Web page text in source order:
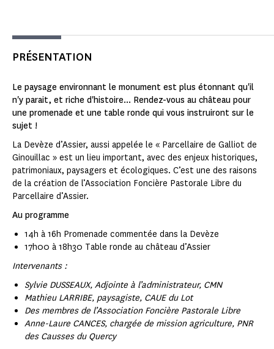
PRÉSENTATION
Le paysage environnant le monument est plus étonnant qu'il
n'y parait, et riche d'histoire... Rendez-vous au château pour
une promenade et une table ronde qui vous instruiront sur le
sujet !
La Devèze d’Assier, aussi appelée le « Parcellaire de Galliot de
Ginouillac » est un lieu important, avec des enjeux historiques,
patrimoniaux, paysagers et écologiques. C’est une des raisons
de la création de l’Association Foncière Pastorale Libre du
Parcellaire d’Assier.
Au programme
14h à 16h Promenade commentée dans la Devèze
17h00 à 18h30 Table ronde au château d’Assier
Intervenants :
Sylvie DUSSEAUX, Adjointe à l’administrateur, CMN
Mathieu LARRIBE, paysagiste, CAUE du Lot
Des membres de l’Association Foncière Pastorale Libre
Anne-Laure CANCES, chargée de mission agriculture, PNR
des Causses du Quercy